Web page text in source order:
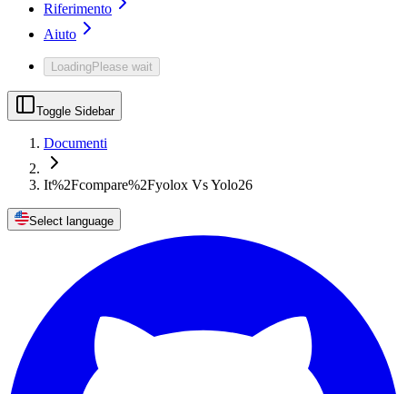
Riferimento
Aiuto
LoadingPlease wait
Toggle Sidebar
Documenti
It%2Fcompare%2Fyolox Vs Yolo26
Select language